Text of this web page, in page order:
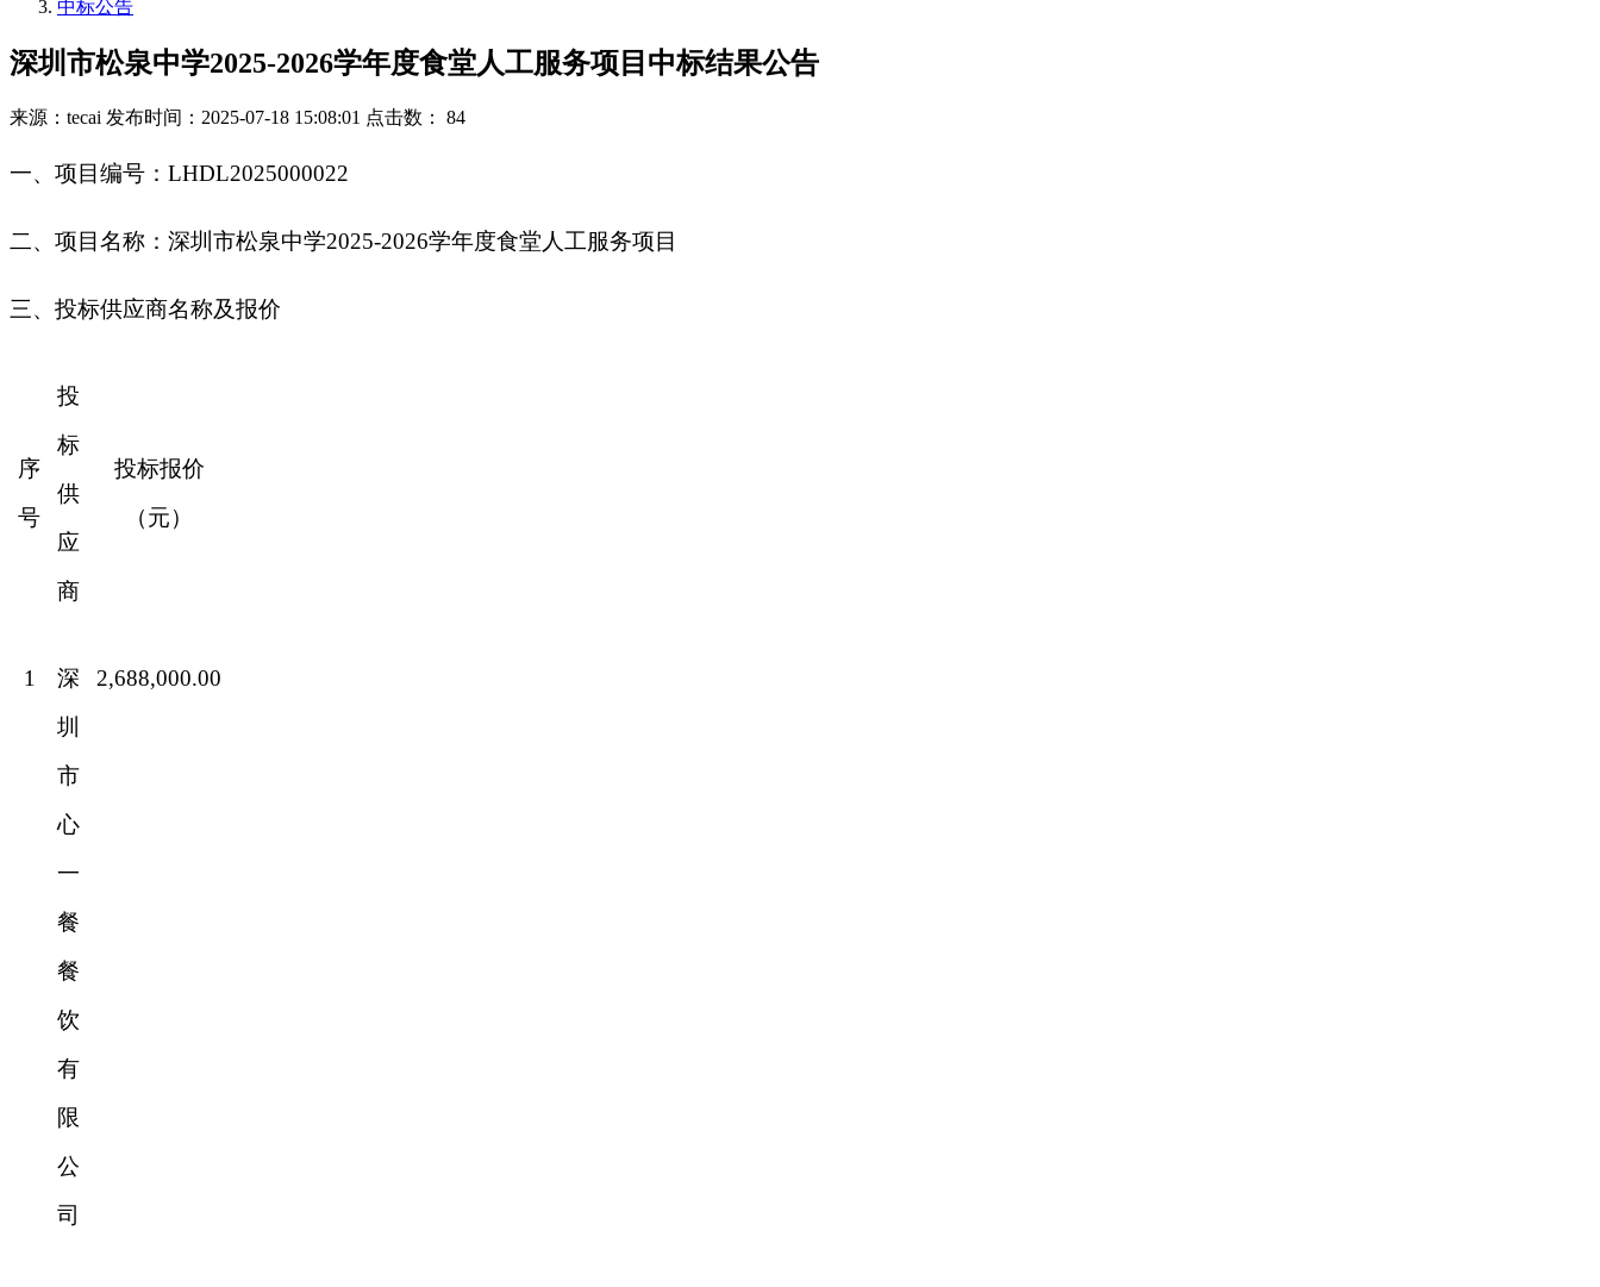
中标公告
深圳市松泉中学2025-2026学年度食堂人工服务项目中标结果公告
来源：tecai 发布时间：2025-07-18 15:08:01 点击数： 84
一、 项目编号： LHDL2025000022
二、 项目名称：深圳市松泉中学2025-2026学年度食堂人工服务项目
三、投标供应商名称及报价
序
号
投
标
供
应
商
投标报价
（元）
1
深
圳
市
心
一
餐
餐
饮
有
限
公
司
2,688,000.00